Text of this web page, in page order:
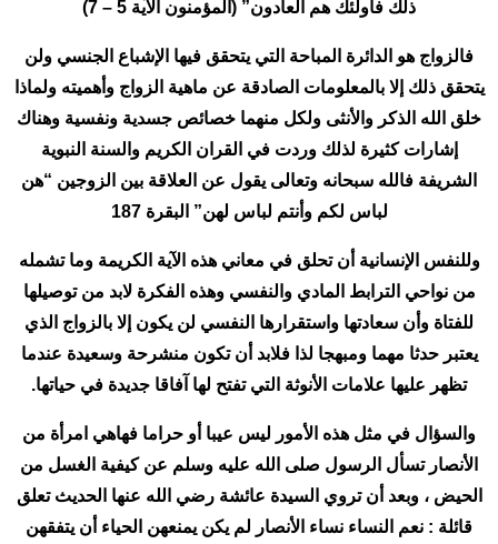
ذلك فأولئك هم العادون” (المؤمنون الآية 5 – 7)
فالزواج هو الدائرة المباحة التي يتحقق فيها الإشباع الجنسي ولن
يتحقق ذلك إلا بالمعلومات الصادقة عن ماهية الزواج وأهميته ولماذا
خلق الله الذكر والأنثى ولكل منهما خصائص جسدية ونفسية وهناك
إشارات كثيرة لذلك وردت في القران الكريم والسنة النبوية
الشريفة فالله سبحانه وتعالى يقول عن العلاقة بين الزوجين “هن
لباس لكم وأنتم لباس لهن” البقرة 187
وللنفس الإنسانية أن تحلق في معاني هذه الآية الكريمة وما تشمله
من نواحي الترابط المادي والنفسي وهذه الفكرة لابد من توصيلها
للفتاة وأن سعادتها واستقرارها النفسي لن يكون إلا بالزواج الذي
يعتبر حدثا مهما ومبهجا لذا فلابد أن تكون منشرحة وسعيدة عندما
تظهر عليها علامات الأنوثة التي تفتح لها آفاقا جديدة في حياتها.
والسؤال في مثل هذه الأمور ليس عيبا أو حراما فهاهي امرأة من
الأنصار تسأل الرسول صلى الله عليه وسلم عن كيفية الغسل من
الحيض ، وبعد أن تروي السيدة عائشة رضي الله عنها الحديث تعلق
قائلة : نعم النساء نساء الأنصار لم يكن يمنعهن الحياء أن يتفقهن